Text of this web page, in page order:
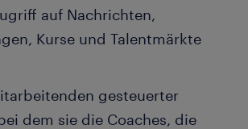
auf Nachrichten,
Kurse und Talentmärkte
gesteuerter
dem sie die Coaches, die